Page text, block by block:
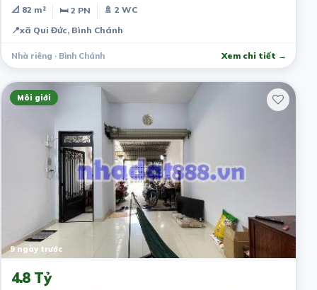
📐 82 m² 🛏 2 PN
🚿 2 WC
📍xã Qui Đức, Bình Chánh
Nhà riêng · Bình Chánh Xem chi tiết →
Môi giới
9 ngày trước
4.8 Tỷ